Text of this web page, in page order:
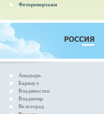
Фоторепортажи
Анадырь
Барнаул
Владивосток
Владимир
Волгоград